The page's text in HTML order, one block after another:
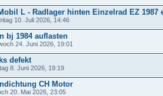
L - Radlager hinten Einzelrad EZ 1987
10. Juli 2026, 14:46
bj 1984 auflasten
24. Juni 2026, 19:01
defekt
8. Juni 2026, 19:19
CH Motor
20. Mai 2026, 23:05